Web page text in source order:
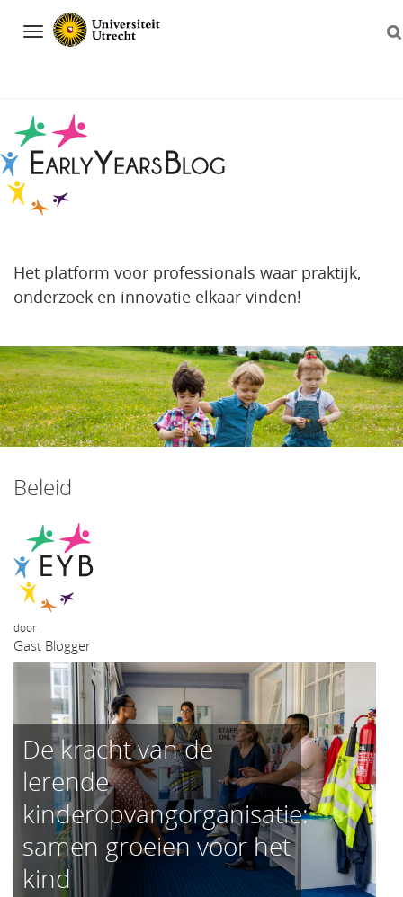
Navigation
Het platform voor professionals waar praktijk,
onderzoek en innovatie elkaar vinden!
Direct
naar
het
inhoud
Beleid
door
Gast Blogger
De kracht van de
lerende
kinderopvangorganisatie:
samen groeien voor het
kind